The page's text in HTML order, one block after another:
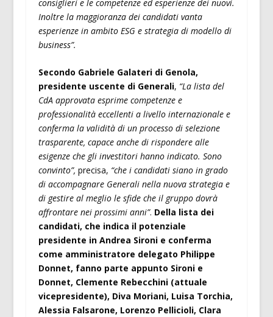
consiglieri e le competenze ed esperienze dei nuovi.
Inoltre la maggioranza dei candidati vanta
esperienze in ambito ESG e strategia di modello di
business”.
Secondo Gabriele Galateri di Genola,
presidente uscente di Generali, “La lista del
CdA approvata esprime competenze e
professionalità eccellenti a livello internazionale e
conferma la validità di un processo di selezione
trasparente, capace anche di rispondere alle
esigenze che gli investitori hanno indicato. Sono
convinto”, precisa, “che i candidati siano in grado
di accompagnare Generali nella nuova strategia e
di gestire al meglio le sfide che il gruppo dovrà
affrontare nei prossimi anni”. Della lista dei
candidati, che indica il potenziale
presidente in Andrea Sironi e conferma
come amministratore delegato Philippe
Donnet, fanno parte appunto Sironi e
Donnet, Clemente Rebecchini (attuale
vicepresidente), Diva Moriani, Luisa Torchia,
Alessia Falsarone, Lorenzo Pellicioli, Clara